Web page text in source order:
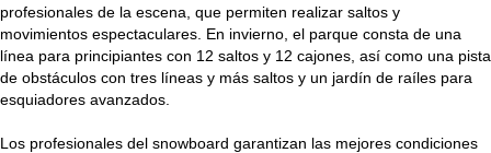
profesionales de la escena, que permiten realizar saltos y
movimientos espectaculares. En invierno, el parque consta de una
línea para principiantes con 12 saltos y 12 cajones, así como una pista
de obstáculos con tres líneas y más saltos y un jardín de raíles para
esquiadores avanzados.
Los profesionales del snowboard garantizan las mejores condiciones